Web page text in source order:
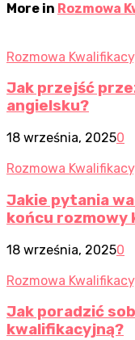
More in Rozmowa
Rozmowa
Jak przejść
angielsku?
18 września, 20250
Rozmowa
Jakie pytania
końcu rozmowy
18 września, 20250
Rozmowa
Jak poradzić
kwalifikacyjną?